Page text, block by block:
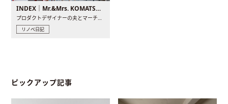
INDEX｜Mr.&Mrs. KOMATSU renovation diary
リノベ日記
ピックアップ記事